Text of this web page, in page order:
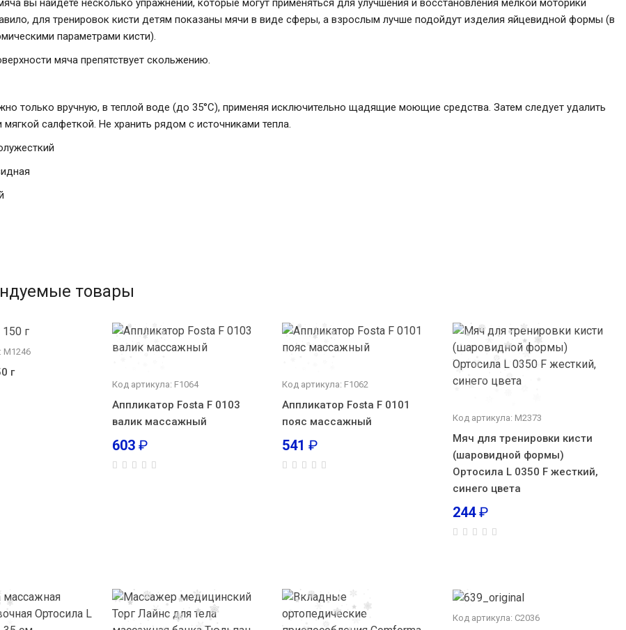
вы найдете несколько упражнений, которые могут применяться для улучшения и восстановления мелкой моторики
для тренировок кисти детям показаны мячи в виде сферы, а взрослым лучше подойдут изделия яйцевидной формы (в
параметрами кисти).
мяча препятствует скольжению.
только вручную, в теплой воде (до 35°С), применяя исключительно щадящие моющие средства. Затем следует удалить
мягкой салфеткой. Не хранить рядом с источниками тепла.
товары
М1246
г
Код артикула: F1064
Аппликатор Fosta F 0103
валик массажный
603 ₽
Код артикула: F1062
Аппликатор Fosta F 0101
пояс массажный
541 ₽
Код артикула: М2373
Мяч для тренировки кисти
(шаровидной формы)
Ортосила L 0350 F жесткий,
синего цвета
244₽
Код артикула: С2036